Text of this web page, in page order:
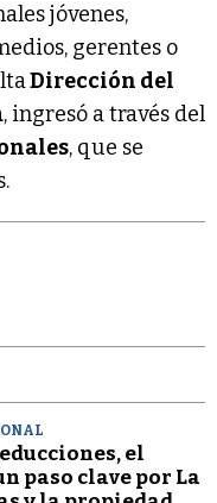
jóvenes,
gerentes o
Dirección del
, ingresó a través del
, que se
el
paso clave por La